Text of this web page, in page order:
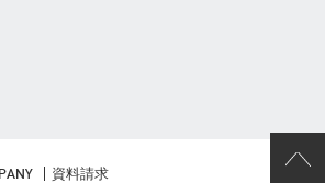
資料請求